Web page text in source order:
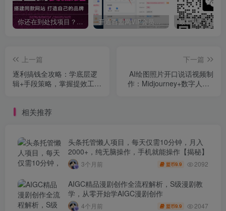
你还在到处找项目？还在当韭菜？我靠卖项目一个月收入5万+，曾经我也是个失败者。 开通百盟网VIP会员，尊享全站资源免费下载，享70%的推广提成！！【限时五折优惠】
上一篇
逐利搞钱全攻略：学底层逻
辑+手段策略，掌握提效工具
下一篇
AI绘图照片开口说话视频制
作：Midjourney+数字人，7
相关推荐
头条托管懒人项目，每天仅需10分钟，月入
2000+，纯无脑操作，手机就能操作【揭秘】
3个月前 盟币9.9 2092
AIGC精品漫剧创作全流程解析，S级漫剧教
学，从零开始学AIGC漫剧创作
4个月前 盟币9.9 2047